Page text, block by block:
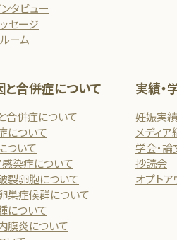
タビュー
セージ
ーム
合併症について
合併症について
について
ついて
感染症について
裂卵胞について
巣症候群について
について
膜炎について
実績・
妊娠実績
メディア
学会・
抄読会
オプトア